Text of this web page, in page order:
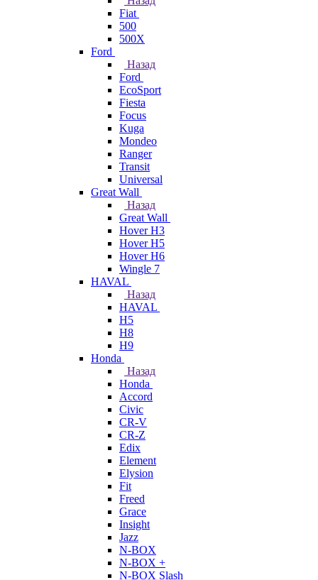
Fiat
500
500X
Ford
Назад
Ford
EcoSport
Fiesta
Focus
Kuga
Mondeo
Ranger
Transit
Universal
Great Wall
Назад
Great Wall
Hover H3
Hover H5
Hover H6
Wingle 7
HAVAL
Назад
HAVAL
H5
H8
H9
Honda
Назад
Honda
Accord
Civic
CR-V
CR-Z
Edix
Element
Elysion
Fit
Freed
Grace
Insight
Jazz
N-BOX
N-BOX +
N-BOX Slash